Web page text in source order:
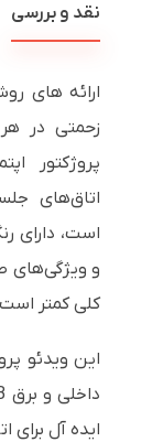
نقد و بررسی
ارائه های
زحمتی در
اتاق‌های
است، دارای
و ویژگی‌های
کلی کمتر
این ویدئو